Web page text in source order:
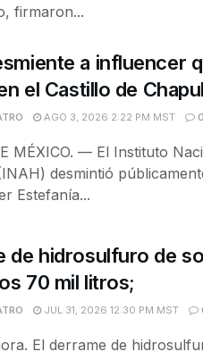
firmaron...
a influencer
el Castillo de
AGO 3, 2026 2:22 PM MST 0
MÉXICO. — El Instituto
desmintió
Estefanía...
de hidrosulfuro de
70 mil litros;
JUL 31, 2026 12:30 PM MST
El derrame de